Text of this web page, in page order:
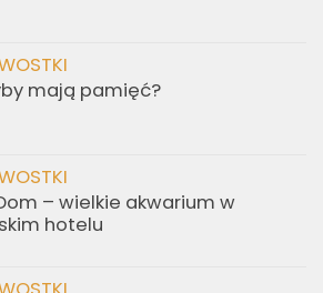
mają pamięć?
– wielkie akwarium w
hotelu